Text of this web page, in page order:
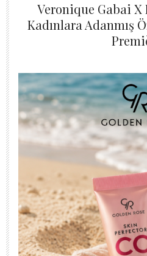
Veronique Gabai
Kadınlara Adanmış